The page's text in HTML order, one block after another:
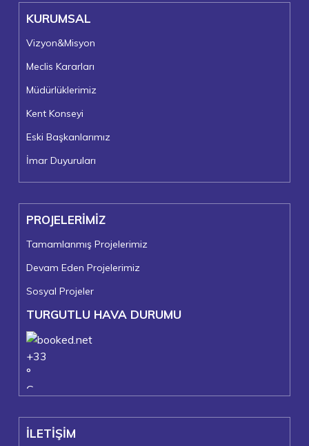
KURUMSAL
Vizyon&Misyon
Meclis Kararları
Müdürlüklerimiz
Kent Konseyi
Eski Başkanlarımız
İmar Duyuruları
PROJELERİMİZ
Tamamlanmış Projelerimiz
Devam Eden Projelerimiz
Sosyal Projeler
TURGUTLU HAVA DURUMU
+33
°
C
Turgutlu
İLETİŞİM